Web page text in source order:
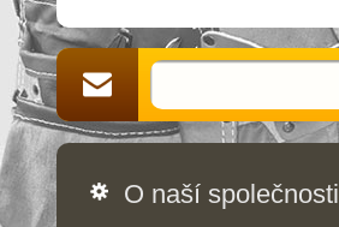
O naší společnosti